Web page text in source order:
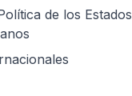
de los Estados